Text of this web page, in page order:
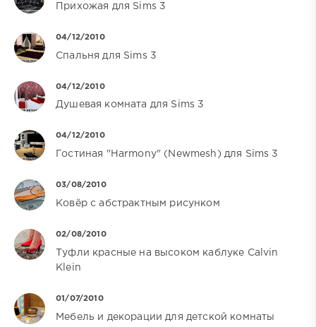
Прихожая для Sims 3
04/12/2010
Спальня для Sims 3
04/12/2010
Душевая комната для Sims 3
04/12/2010
Гостиная "Harmony" (Newmesh) для Sims 3
03/08/2010
Ковёр с абстрактным рисунком
02/08/2010
Туфли красные на высоком каблуке Calvin
Klein
01/07/2010
Мебель и декорации для детской комнаты